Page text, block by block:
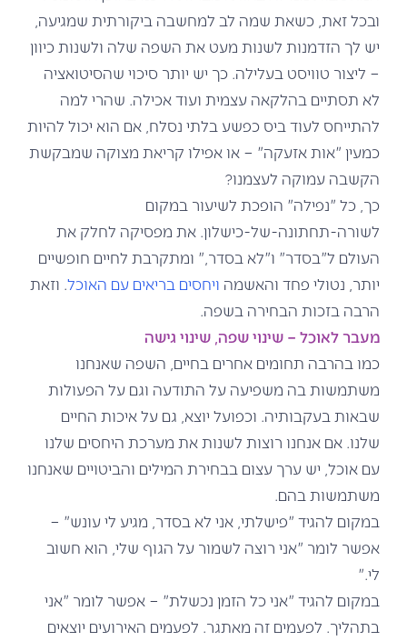
ובכל זאת, כשאת שמה לב למחשבה ביקורתית שמגיעה,
יש לך הזדמנות לשנות מעט את השפה שלה ולשנות כיוון
– ליצור טוויסט בעלילה. כך יש יותר סיכוי שהסיטואציה
לא תסתיים בהלקאה עצמית ועוד אכילה. שהרי למה
להתייחס לעוד ביס כפשע בלתי נסלח, אם הוא יכול להיות
כמעין "אות אזעקה" – או אפילו קריאת מצוקה שמבקשת
הקשבה עמוקה לעצמנו?
כך, כל "נפילה" הופכת לשיעור במקום
לשורה-תחתונה-של-כישלון. את מפסיקה לחלק את
העולם ל"בסדר" ו"לא בסדר," ומתקרבת לחיים חופשיים
יותר, נטולי פחד והאשמה ויחסים בריאים עם האוכל. וזאת
הרבה בזכות הבחירה בשפה.
מעבר לאוכל – שינוי שפה, שינוי גישה
כמו בהרבה תחומים אחרים בחיים, השפה שאנחנו
משתמשות בה משפיעה על התודעה וגם על הפעולות
שבאות בעקבותיה. וכפועל יוצא, גם על איכות החיים
שלנו. אם אנחנו רוצות לשנות את מערכת היחסים שלנו
עם אוכל, יש ערך עצום בבחירת המילים והביטויים שאנחנו
משתמשות בהם.
במקום להגיד "פישלתי, אני לא בסדר, מגיע לי עונש" –
אפשר לומר "אני רוצה לשמור על הגוף שלי, הוא חשוב
לי."
במקום להגיד "אני כל הזמן נכשלת" – אפשר לומר "אני
בתהליך. לפעמים זה מאתגר. לפעמים האירועים יוצאים